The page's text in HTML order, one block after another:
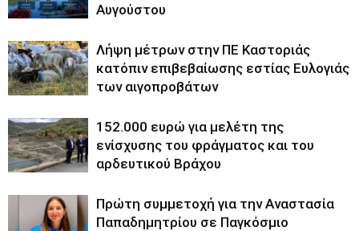
Αυγούστου
Λήψη μέτρων στην ΠΕ Καστοριάς
κατόπιν επιβεβαίωσης εστίας Ευλογιάς
των αιγοπροβάτων
152.000 ευρώ για μελέτη της
ενίσχυσης του φράγματος και του
αρδευτικού Βράχου
Πρώτη συμμετοχή για την Αναστασία
Παπαδημητρίου σε Παγκόσμιο